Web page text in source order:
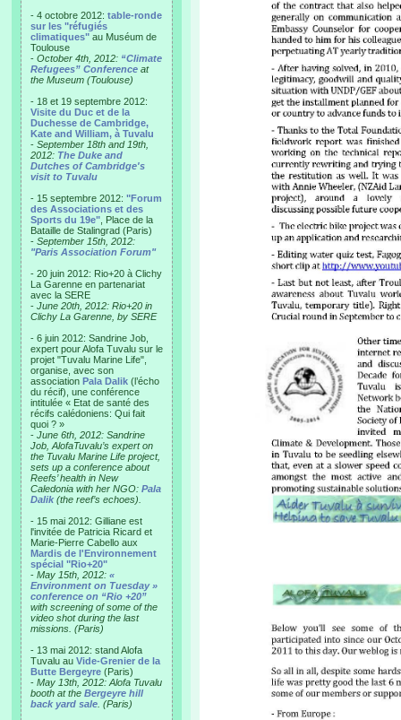
- 4 octobre 2012: table-ronde
sur les "réfugiés
climatiques" au Muséum de
Toulouse
- October 4th, 2012: “Climate
Refugees” Conference at
the Museum (Toulouse)
- 18 et 19 septembre 2012:
Visite du Duc et de la
Duchesse de Cambridge,
Kate and William, à Tuvalu
- September 18th and 19th,
2012: The Duke and
Dutches of Cambridge's
visit to Tuvalu
- 15 septembre 2012: "Forum
des Associations et des
Sports du 19e" , Place de la
Bataille de Stalingrad (Paris)
- September 15th, 2012:
"Paris Association Forum"
- 20 juin 2012: Rio+20 à Clichy
La Garenne en partenariat
avec la SERE
- June 20th, 2012: Rio+20 in
Clichy La Garenne, by SERE
- 6 juin 2012: Sandrine Job,
expert pour Alofa Tuvalu sur le
projet "Tuvalu Marine Life",
organise, avec son
association Pala Dalik (l’écho
du récif), une conférence
intitulée « Etat de santé des
récifs calédoniens: Qui fait
quoi ? »
- June 6th, 2012: Sandrine
Job, AlofaTuvalu’s expert on
the Tuvalu Marine Life project,
sets up a conference about
Reefs’ health in New
Caledonia with her NGO: Pala
Dalik (the reef’s echoes).
- 15 mai 2012: Gilliane est
l'invitée de Patricia Ricard et
Marie-Pierre Cabello aux
Mardis de l'Environnement
spécial "Rio+20"
- May 15th, 2012: «
Environment on Tuesday »
conference on “Rio +20”
with screening of some of the
video shot during the last
missions. (Paris)
- 13 mai 2012: stand Alofa
Tuvalu au Vide-Grenier de la
Butte Bergeyre (Paris)
- May 13th, 2012: Alofa Tuvalu
booth at the Bergeyre hill
back yard sale . (Paris)